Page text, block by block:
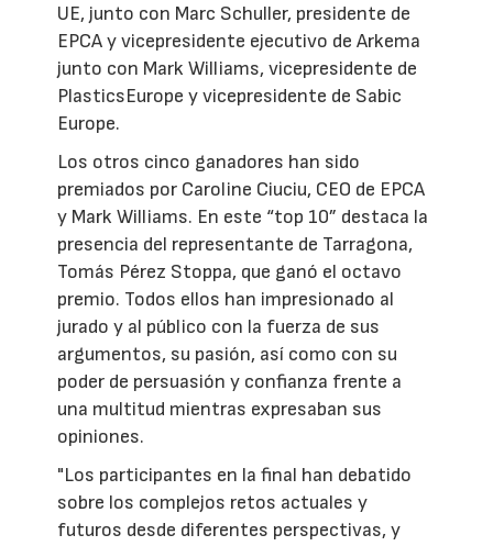
UE, junto con Marc Schuller, presidente de
EPCA y vicepresidente ejecutivo de Arkema
junto con Mark Williams, vicepresidente de
PlasticsEurope y vicepresidente de Sabic
Europe.
Los otros cinco ganadores han sido
premiados por Caroline Ciuciu, CEO de EPCA
y Mark Williams. En este “top 10” destaca la
presencia del representante de Tarragona,
Tomás Pérez Stoppa, que ganó el octavo
premio. Todos ellos han impresionado al
jurado y al público con la fuerza de sus
argumentos, su pasión, así como con su
poder de persuasión y confianza frente a
una multitud mientras expresaban sus
opiniones.
"Los participantes en la final han debatido
sobre los complejos retos actuales y
futuros desde diferentes perspectivas, y